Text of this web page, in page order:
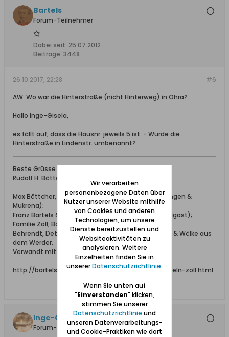
Bartels
Forum-Teilnehmer
Dabei seit: 25.07.2012
Beiträge: 3448
#6
26.10.2017, 22:28
AW: Wo war die Hinterstraße (nicht Hinterweg) in Ohra?
Hallo Inge-Gisela,
es fällt auf, dass die Hausnr. jeweils 5 ist. - Wurde die
Hinterstraße in Lindenstr. umbenannt?
Beste Grüsse
Rudolf H. Böttcher
Max Böttcher, Ing. bei Schichau (aus Beesenlaublingen &
Mukrena);
Franz Bartels & Co., Danzig Breitgasse 64 (aus Wolgast);
Familie Zoll, Bohnsack;
Behrendt, Detlaff / Detloff, Katt, Lissau, Schönhoff & Wölke aus
dem Werder.
Verwandt mit den Familien: Elsner, Adrian, Falk.
http://bartels-zoll.blogspot.de/2012/07/ahnentafeln-zoll.html
Inge-Gisela
Forum-Teilnehmer
Wir verarbeiten
personenbezogene Daten über
Nutzer unserer Website mithilfe
von Cookies und anderen
Technologien, um unsere
Dienste bereitzustellen und
Websiteaktivitäten zu
analysieren. Weitere
Einzelheiten finden Sie in
unsererDatenschutzrichtlinie.
Wenn Sie unten auf
"Einverstanden" klicken,
stimmen Sie unserer
Datenschutzrichtlinie und
unseren Datenverarbeitungs-
und Cookie-Praktiken wie dort